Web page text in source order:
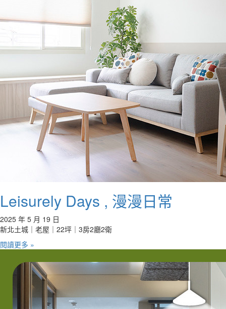
Leisurely Days , 漫漫日常
2025 年 5 月 19 日
新北土城｜老屋｜22坪｜3房2廳2衛
閱讀更多 »